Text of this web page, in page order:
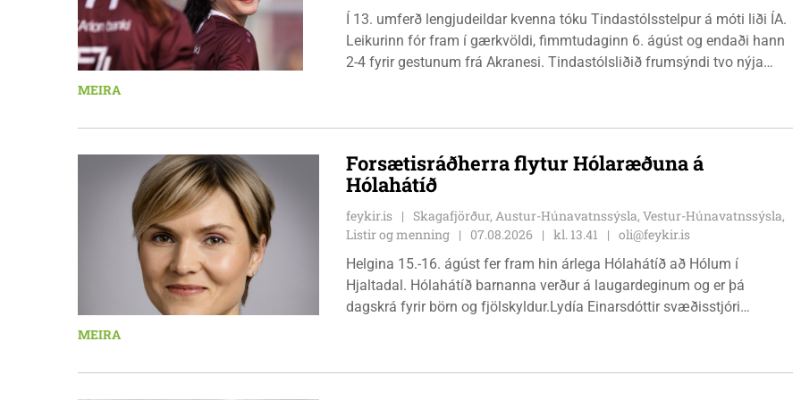
Í 13. umferð lengjudeildar kvenna tóku Tindastólsstelpur á móti liði ÍA.
Leikurinn fór fram í gærkvöldi, fimmtudaginn 6. ágúst og endaði hann
2-4 fyrir gestunum frá Akranesi. Tindastólsliðið frumsýndi tvo nýja
MEIRA
Forsætisráðherra flytur Hólaræðuna á
Hólahátíð
feykir.is
Skagafjörður, Austur-Húnavatnssýsla, Vestur-Húnavatnssýsla,
Listir og menning
07.08.2026 kl. 13.41
oli@feykir.is
Helgina 15.-16. ágúst fer fram hin árlega Hólahátíð að Hólum í
Hjaltadal. Hólahátíð barnanna verður á laugardeginum og er þá
dagskrá fyrir börn og fjölskyldur.Lydía Einarsdóttir svæðisstjóri
MEIRA